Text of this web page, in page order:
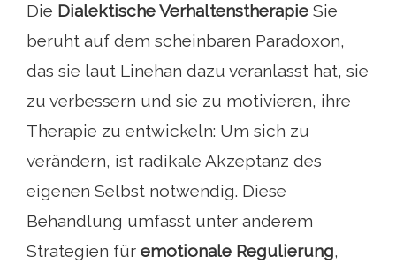
Die Dialektische Verhaltenstherapie Sie
beruht auf dem scheinbaren Paradoxon,
das sie laut Linehan dazu veranlasst hat, sie
zu verbessern und sie zu motivieren, ihre
Therapie zu entwickeln: Um sich zu
verändern, ist radikale Akzeptanz des
eigenen Selbst notwendig. Diese
Behandlung umfasst unter anderem
Strategien für emotionale Regulierung,